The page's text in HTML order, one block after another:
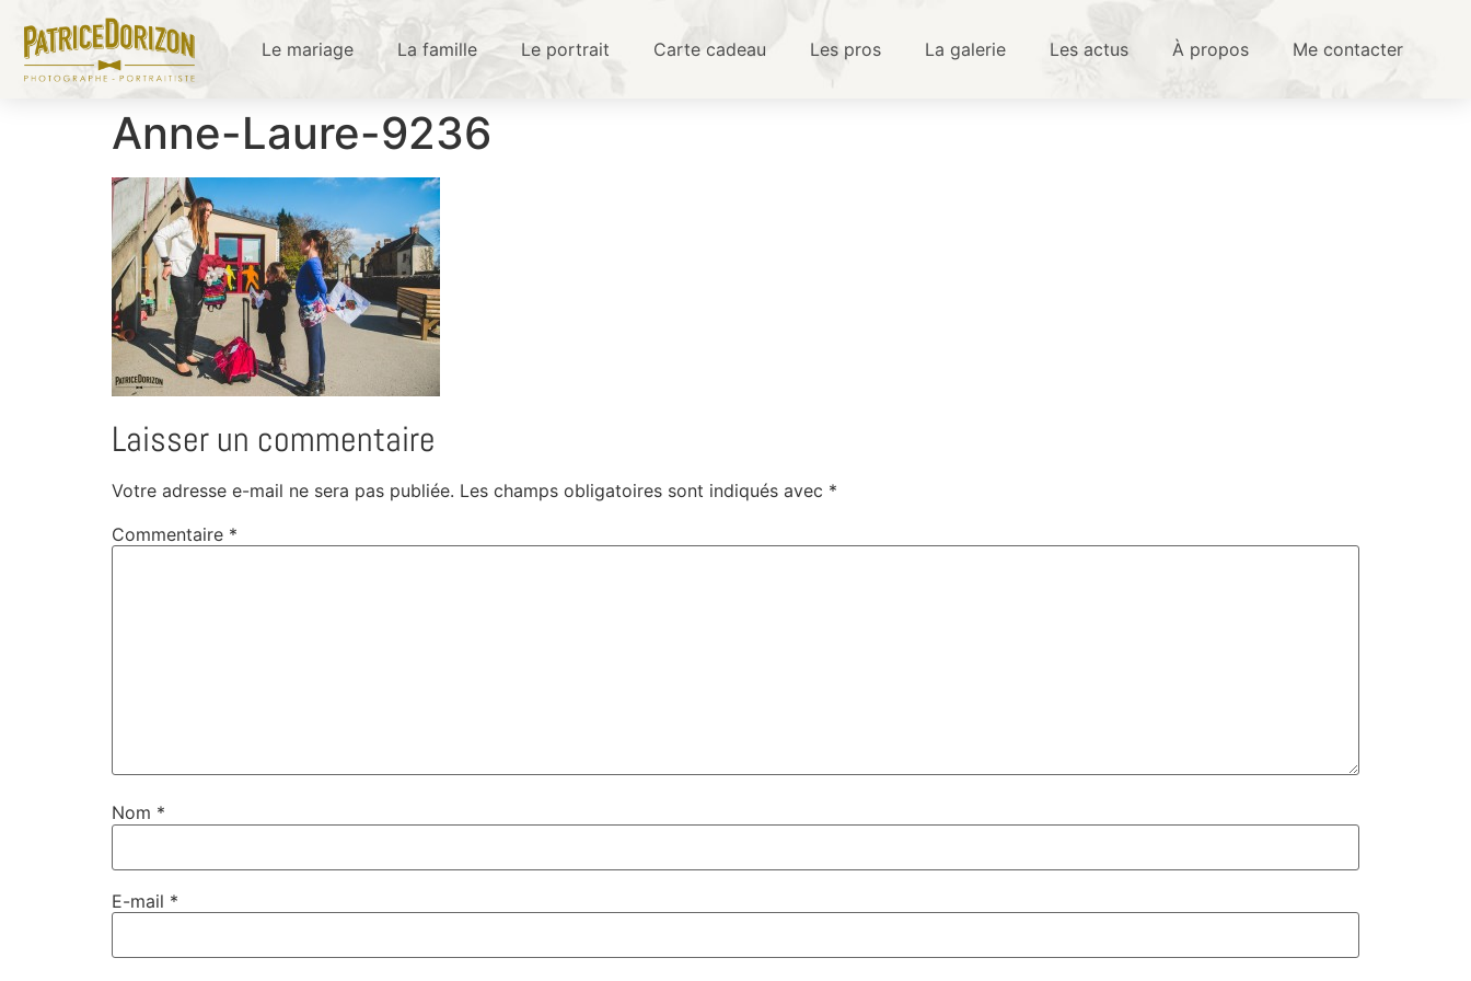
Le mariage La famille Le portrait Carte cadeau Les pros La galerie Les actus À propos Me contacter
Anne-Laure-9236
Laisser un commentaire
Votre adresse e-mail ne sera pas publiée. Les champs obligatoires sont indiqués avec *
Commentaire *
Nom *
E-mail *